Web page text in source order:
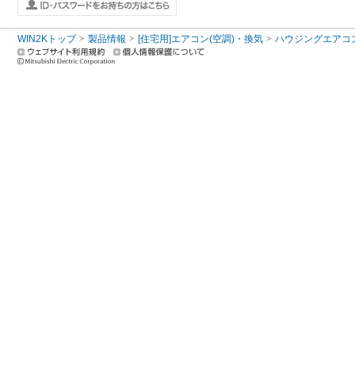
WIN2Kトップ 製品情報 [住宅用]エアコン(空調)・換気 ハウジングエアコ